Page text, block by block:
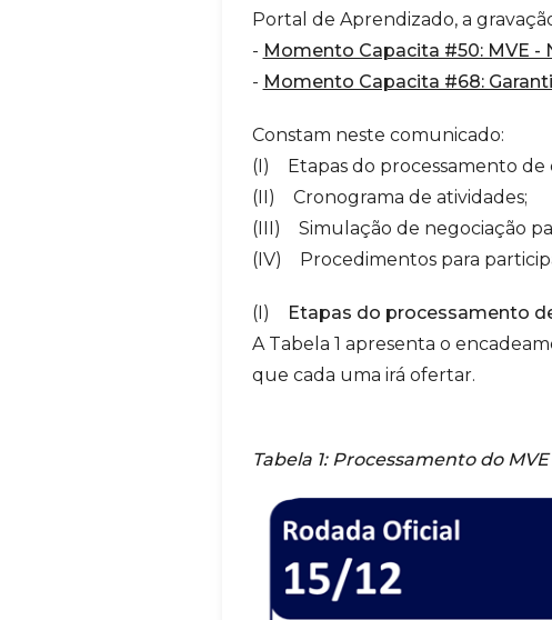
Portal de Aprendizado, a
- Momento Capacita #50: MVE
- Momento Capacita #68:
Constam neste comunicado:
(I) Etapas do processamento de
(II) Cronograma de atividades;
(III) Simulação de negociação
(IV) Procedimentos para
(I)
Etapas do processamento
A Tabela 1 apresenta o
que cada uma irá ofertar.
Tabela 1: Processamento do